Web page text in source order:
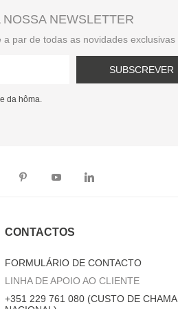
NOSSA NEWSLETTER
par de todas as novidades exclusivas
SUBSCREVER
da hôma.
CONTACTOS
FORMULÁRIO DE CONTACTO
LINHA DE APOIO AO CLIENTE
+351 229 761 080 (CUSTO DE